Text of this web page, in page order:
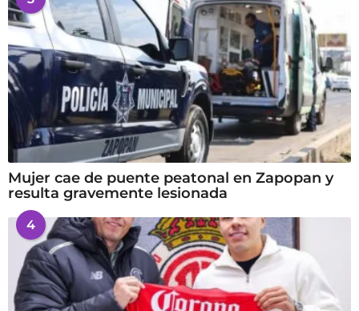
Mujer cae de puente peatonal en Zapopan y
resulta gravemente lesionada
4